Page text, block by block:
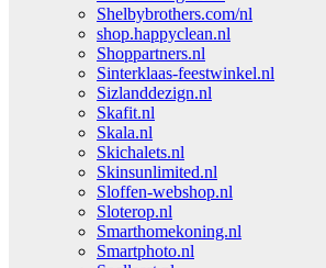
Shelbybrothers.com/nl
shop.happyclean.nl
Shoppartners.nl
Sinterklaas-feestwinkel.nl
Sizlanddezign.nl
Skafit.nl
Skala.nl
Skichalets.nl
Skinsunlimited.nl
Sloffen-webshop.nl
Sloterop.nl
Smarthomekoning.nl
Smartphoto.nl